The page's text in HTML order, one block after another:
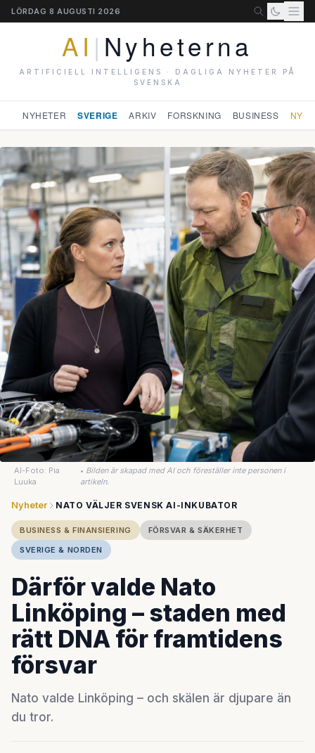
LÖRDAG 8 AUGUSTI 2026
AI | Nyheterna
ARTIFICIELL INTELLIGENS · DAGLIGA NYHETER PÅ
SVENSKA
NYHETER SVERIGE ARKIV FORSKNING BUSINESS
AI-Foto: Pia
Luuka
• Bilden är skapad med AI och föreställer inte personen i
artikeln.
Nyheter NATO VÄLJER SVENSK AI-INKUBATOR
BUSINESS & FINANSIERING
FÖRSVAR & SÄKERHET
SVERIGE & NORDEN
Därför valde Nato
Linköping – staden med
rätt DNA för framtidens
försvar
Nato valde Linköping – och skälen är djupare än
du tror.